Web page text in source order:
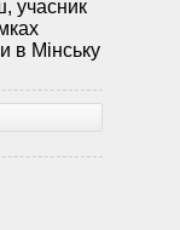
учасник
в Мінську